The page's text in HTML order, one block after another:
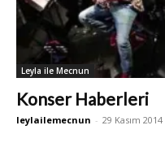
Leyla ile Mecnun
Konser Haberleri
leylailemecnun - 29 Kasım 2014